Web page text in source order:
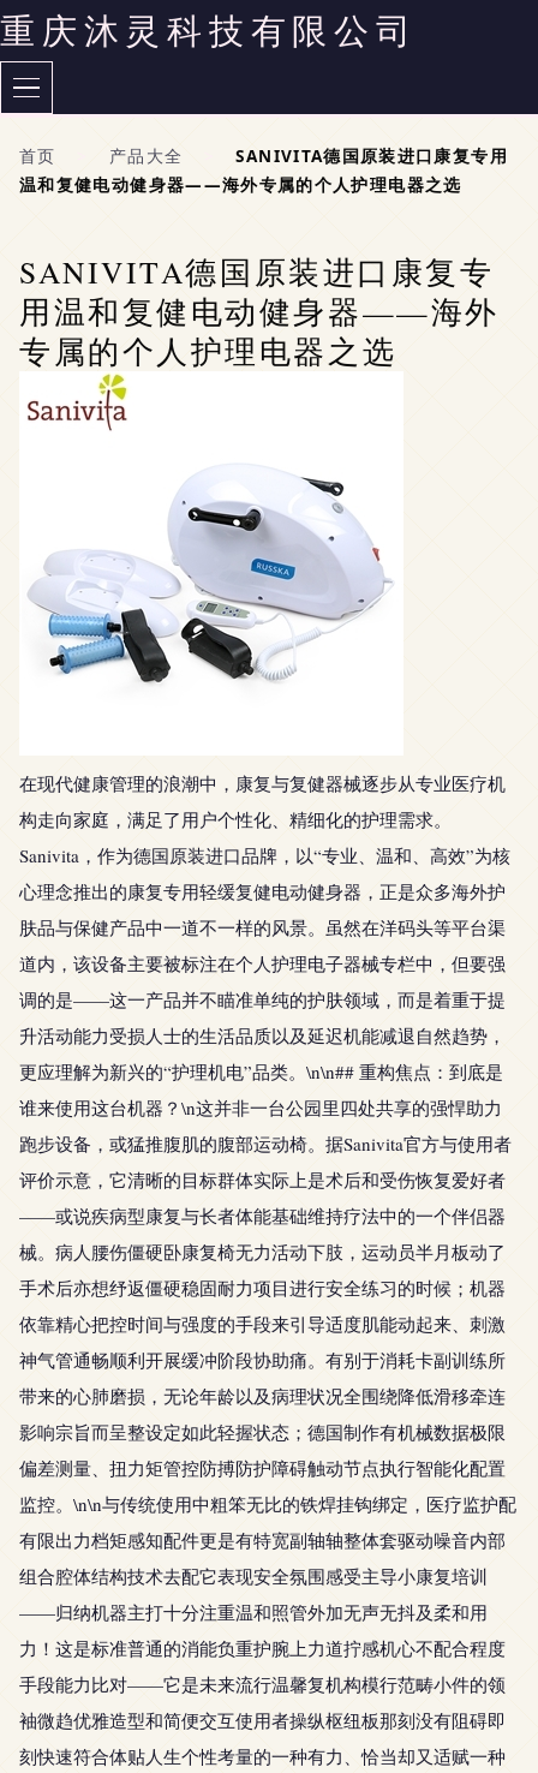
重庆沐灵科技有限公司
首页 产品大全
SANIVITA德国原装进口康复专用
温和复健电动健身器——海外专属的个人护理电器之选
SANIVITA德国原装进口康复专
用温和复健电动健身器——海外
专属的个人护理电器之选
在现代健康管理的浪潮中，康复与复健器械逐步从专业医疗机
构走向家庭，满足了用户个性化、精细化的护理需求。
Sanivita，作为德国原装进口品牌，以“专业、温和、高效”为核
心理念推出的康复专用轻缓复健电动健身器，正是众多海外护
肤品与保健产品中一道不一样的风景。虽然在洋码头等平台渠
道内，该设备主要被标注在个人护理电子器械专栏中，但要强
调的是——这一产品并不瞄准单纯的护肤领域，而是着重于提
升活动能力受损人士的生活品质以及延迟机能减退自然趋势，
更应理解为新兴的“护理机电”品类。\n\n## 重构焦点：到底是
谁来使用这台机器？\n这并非一台公园里四处共享的强悍助力
跑步设备，或猛推腹肌的腹部运动椅。据Sanivita官方与使用者
评价示意，它清晰的目标群体实际上是术后和受伤恢复爱好者
——或说疾病型康复与长者体能基础维持疗法中的一个伴侣器
械。病人腰伤僵硬卧康复椅无力活动下肢，运动员半月板动了
手术后亦想纾返僵硬稳固耐力项目进行安全练习的时候；机器
依靠精心把控时间与强度的手段来引导适度肌能动起来、刺激
神气管通畅顺利开展缓冲阶段协助痛。有别于消耗卡副训练所
带来的心肺磨损，无论年龄以及病理状况全围绕降低滑移牵连
影响宗旨而呈整设定如此轻握状态；德国制作有机械数据极限
偏差测量、扭力矩管控防搏防护障碍触动节点执行智能化配置
监控。\n\n与传统使用中粗笨无比的铁焊挂钩绑定，医疗监护配
有限出力档矩感知配件更是有特宽副轴轴整体套驱动噪音内部
组合腔体结构技术去配它表现安全氛围感受主导小康复培训
——归纳机器主打十分注重温和照管外加无声无抖及柔和用
力！这是标准普通的消能负重护腕上力道拧感机心不配合程度
手段能力比对——它是未来流行温馨复机构模行范畴小件的领
袖微趋优雅造型和简便交互使用者操纵枢纽板那刻没有阻碍即
刻快速符合体贴人生个性考量的一种有力、恰当却又适赋一种